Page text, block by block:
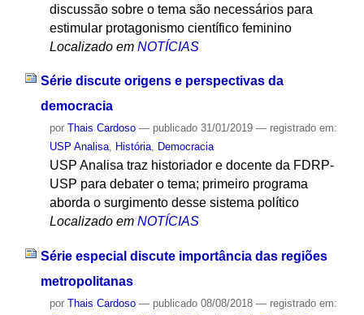
discussão sobre o tema são necessários para
estimular protagonismo científico feminino
Localizado em NOTÍCIAS
Série discute origens e perspectivas da
democracia
por Thais Cardoso — publicado31/01/2019 — registrado em:
USP Analisa, História, Democracia
USP Analisa traz historiador e docente da FDRP-
USP para debater o tema; primeiro programa
aborda o surgimento desse sistema político
Localizado em NOTÍCIAS
Série especial discute importância das regiões
metropolitanas
por Thais Cardoso — publicado08/08/2018 — registrado em: